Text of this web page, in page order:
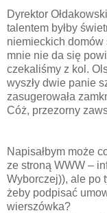
Dyrektor
talentem byłby
niemieckich
mnie nie da się
czekaliśmy z kol.
wyszły dwie panie
zasugerowała
Cóż, przezorny
Napisałbym może
ze stroną WWW –
Wyborczej)), ale po
żeby podpisać
wierszówka?